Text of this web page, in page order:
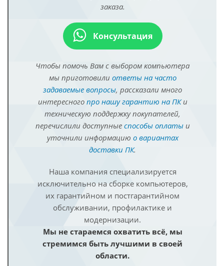
заказа.
Консультация
Чтобы помочь Вам с выбором компьютера
мы приготовили ответы на часто
задаваемые вопросы, рассказали много
интересного про нашу гарантию на ПКи
техническую поддержку покупателей,
перечислили доступные способы оплатыи
уточнили информацию о вариантах
доставки ПК.
Наша компания специализируется
исключительно на сборке компьютеров,
их гарантийном и постгарантийном
обслуживании, профилактике и
модернизации.
Мы не стараемся охватить всё, мы
стремимся быть лучшими в своей
области.